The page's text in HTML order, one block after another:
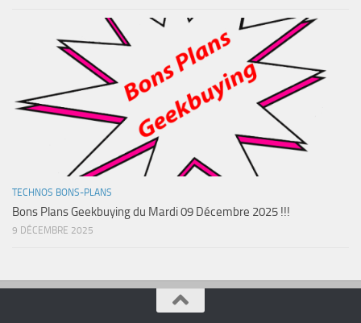
TECHNOS BONS-PLANS
Bons Plans Geekbuying du Mardi 09 Décembre 2025 !!!
9 DÉCEMBRE 2025